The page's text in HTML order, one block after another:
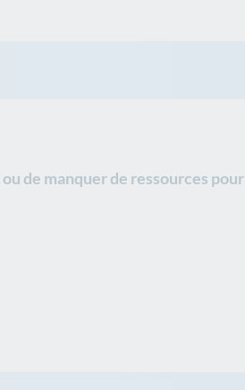
de manquer de ressources pour